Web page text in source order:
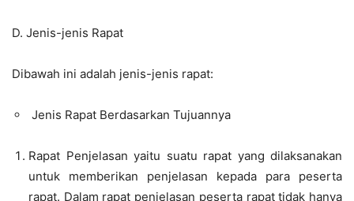
D. Jenis-jenis Rapat
Dibawah ini adalah jenis-jenis rapat:
Jenis Rapat Berdasarkan Tujuannya
Rapat Penjelasan yaitu suatu rapat yang dilaksanakan
untuk memberikan penjelasan kepada para peserta
rapat. Dalam rapat penjelasan peserta rapat tidak hanya